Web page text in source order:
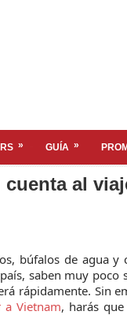
» GUÍA »
al
búfalos de agua y
saben muy poco
rápidamente. Sin
a Vietnam, harás